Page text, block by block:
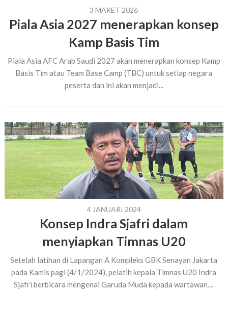
3 MARET 2026
Piala Asia 2027 menerapkan konsep
Kamp Basis Tim
Piala Asia AFC Arab Saudi 2027 akan menerapkan konsep Kamp
Basis Tim atau Team Base Camp (TBC) untuk setiap negara
peserta dan ini akan menjadi...
4 JANUARI 2024
Konsep Indra Sjafri dalam
menyiapkan Timnas U20
Setelah latihan di Lapangan A Kompleks GBK Senayan Jakarta
pada Kamis pagi (4/1/2024), pelatih kepala Timnas U20 Indra
Sjafri berbicara mengenai Garuda Muda kepada wartawan....